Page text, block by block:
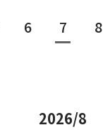
6 7 8
2026/8